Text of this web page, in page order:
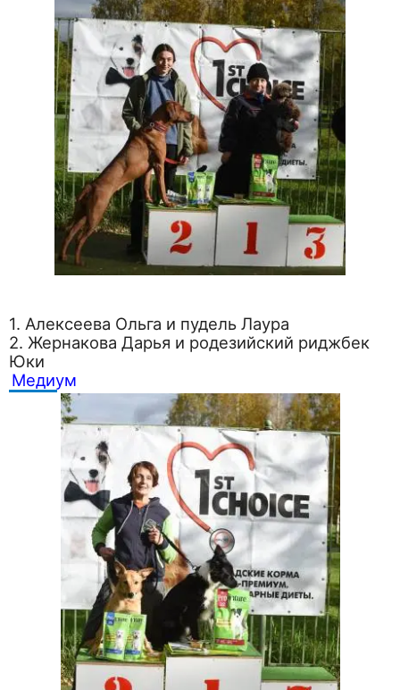
1. Алексеева Ольга и пудель Лаура
2. Жернакова Дарья и родезийский риджбек
Юки
Медиум